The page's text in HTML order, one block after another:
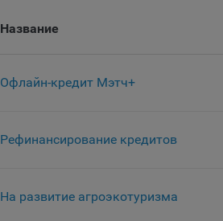
Название
Офлайн-кредит Мэтч+
Рефинансирование кредитов
На развитие агроэкотуризма